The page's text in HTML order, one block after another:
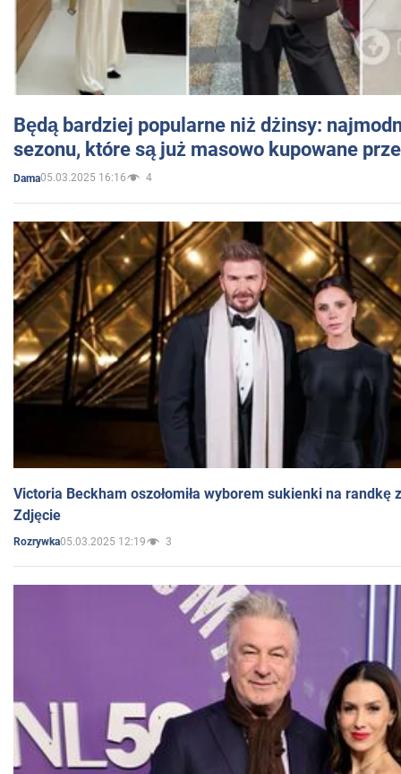
Będą bardziej popularne niż dżinsy:
sezonu, które są już masowo kupowane
Dama05.03.2025 16:16 4
Victoria Beckham oszołomiła wyborem sukienki na randkę
Zdjęcie
Rozrywka05.03.2025 12:19 3